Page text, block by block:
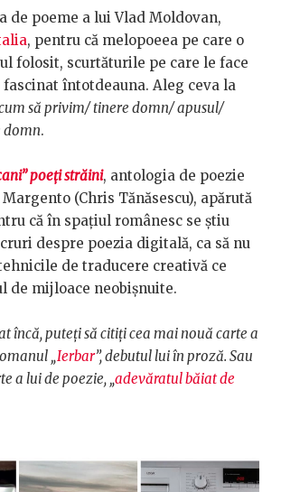
de poeme a lui Vlad Moldovan,
, pentru că melopoeea pe care o
folosit, scurtăturile pe care le face
întotdeauna. Aleg ceva la
să privim/ tinere domn/ apusul/
domn.
poeţi străini, antologia de poezie
(Chris Tănăsescu), apărută
că în spaţiul românesc se ştiu
despre poezia digitală, ca să nu
de traducere creativă ce
de mijloace neobişnuite.
încă, puteți să citiți cea mai nouă carte a
„Ierbar”, debutul lui în proză. Sau
a lui de poezie, „adevăratul băiat de